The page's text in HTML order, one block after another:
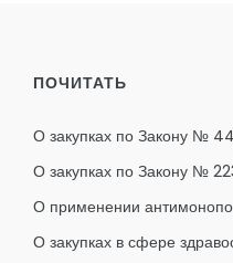
ПОЧИТАТЬ
О закупках по Закону №
О закупках по Закону №
О применении
О закупках в сфере